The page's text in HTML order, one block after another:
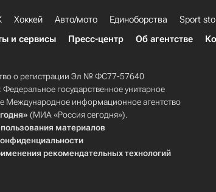
Хоккей Авто/мото Единоборства Sport
и сервисы Пресс-центр Об агентстве
о регистрации Эл № ФС77-57640
Федеральное государственное унитарное
Международное информационное агентство
(МИА «Россия сегодня»).
материалов
рекомендательных технологий